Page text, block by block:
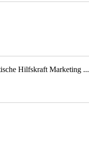
Hilfskraft Marketing ...